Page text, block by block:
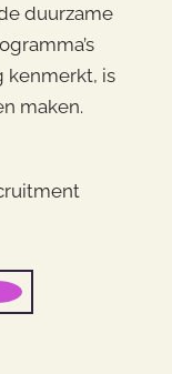
duurzame
kenmerkt, is
maken.